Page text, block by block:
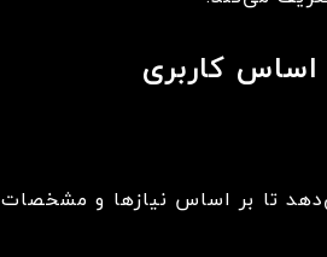
کاربری
تا بر اساس نیازها و مشخصات